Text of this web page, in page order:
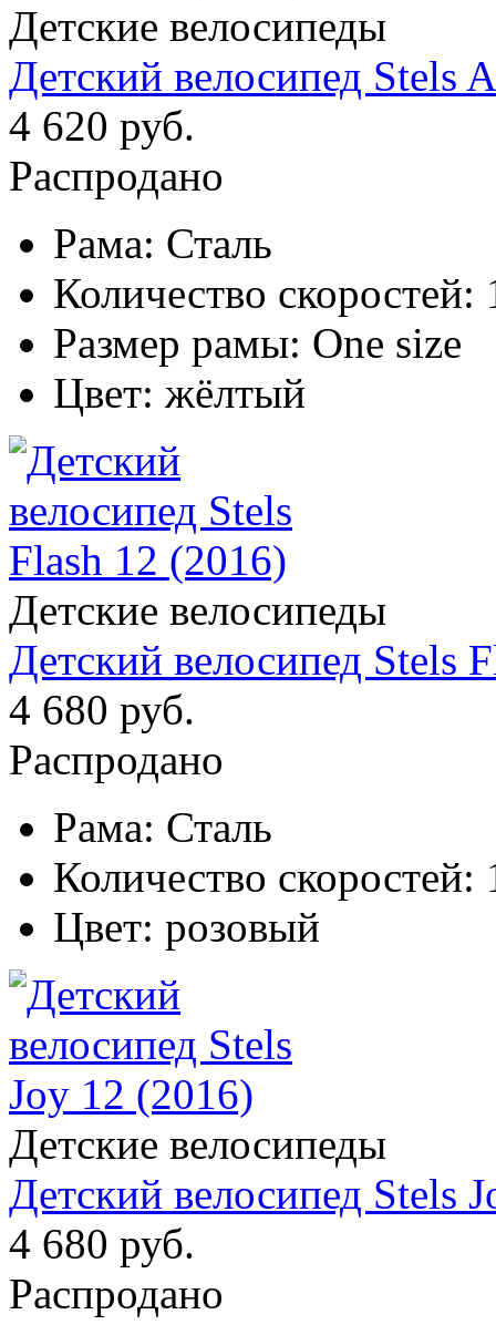
Детские велосипеды
Детский велосипед Stels
4 620 руб.
Распродано
Рама: Сталь
Количество скоростей:
Размер рамы: One size
Цвет: жёлтый
Детские велосипеды
Детский велосипед Stels
4 680 руб.
Распродано
Рама: Сталь
Количество скоростей:
Цвет: розовый
Детские велосипеды
Детский велосипед Stels
4 680 руб.
Распродано